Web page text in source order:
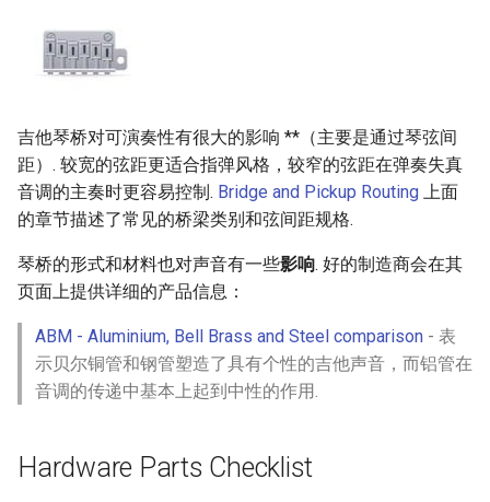
吉他琴桥对可演奏性有很大的影响 **（主要是通过琴弦间
距）. 较宽的弦距更适合指弹风格，较窄的弦距在弹奏失真
音调的主奏时更容易控制. Bridge and Pickup Routing 上面
的章节描述了常见的桥梁类别和弦间距规格.
琴桥的形式和材料也对声音有一些影响. 好的制造商会在其
页面上提供详细的产品信息：
ABM - Aluminium, Bell Brass and Steel comparison - 表
示贝尔铜管和钢管塑造了具有个性的吉他声音，而铝管在
音调的传递中基本上起到中性的作用.
Hardware Parts Checklist